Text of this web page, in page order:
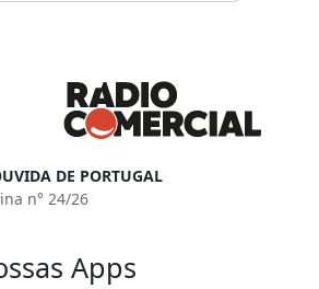
DE PORTUGAL
n° 24/26
Apps